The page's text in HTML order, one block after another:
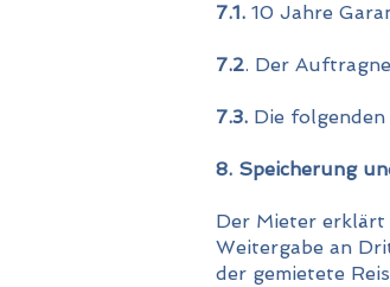
7.1. 10 Jahre
7.2. Der
7.3. Die
8. Speicherung
Der Mieter erklärt
Weitergabe an
der gemietete